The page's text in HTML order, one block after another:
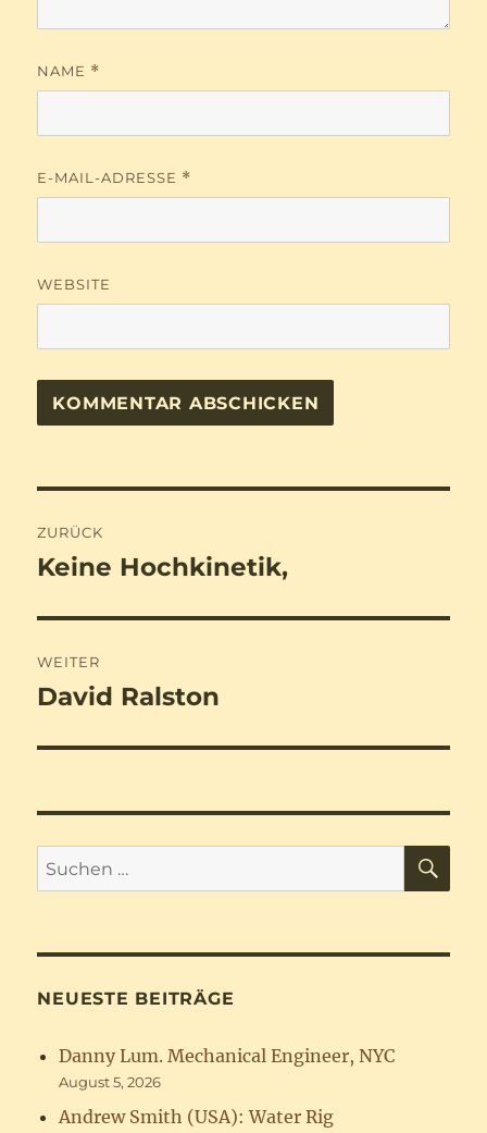
NAME *
E-MAIL-ADRESSE *
WEBSITE
ZURÜCK
Vorheriger
Keine Hochkinetik,
WEITER
Nächster
David Ralston
Suchen
nach:
NEUESTE BEITRÄGE
Danny Lum. Mechanical Engineer, NYC
August 5, 2026
Andrew Smith (USA): Water Rig